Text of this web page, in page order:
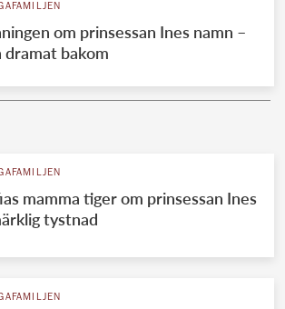
Thailändska kungahuset
Marockanska kungahuset
om prinsessan Ines namn –
dramat bakom
mamma tiger om prinsessan Ines
tystnad